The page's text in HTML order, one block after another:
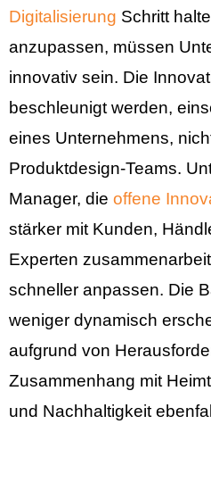
Digitalisierung Schritt
anzupassen, müssen
innovativ sein. Die
beschleunigt werden,
eines Unternehmens,
Produktdesign-Teams.
Manager, die offene
stärker mit Kunden,
Experten
schneller anpassen. Die
weniger dynamisch
aufgrund von
Zusammenhang mit
und Nachhaltigkeit